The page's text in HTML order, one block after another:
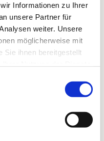
Informationen zu Ihrer
unsere Partner für
weiter. Unsere
möglicherweise mit
Sie ihnen bereitgestellt